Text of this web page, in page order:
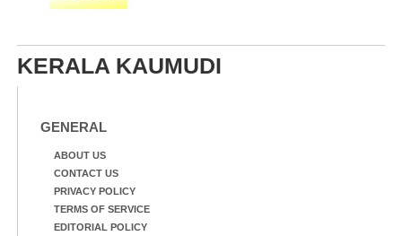
KERALA KAUMUDI
GENERAL
ABOUT US
CONTACT US
PRIVACY POLICY
TERMS OF SERVICE
EDITORIAL POLICY